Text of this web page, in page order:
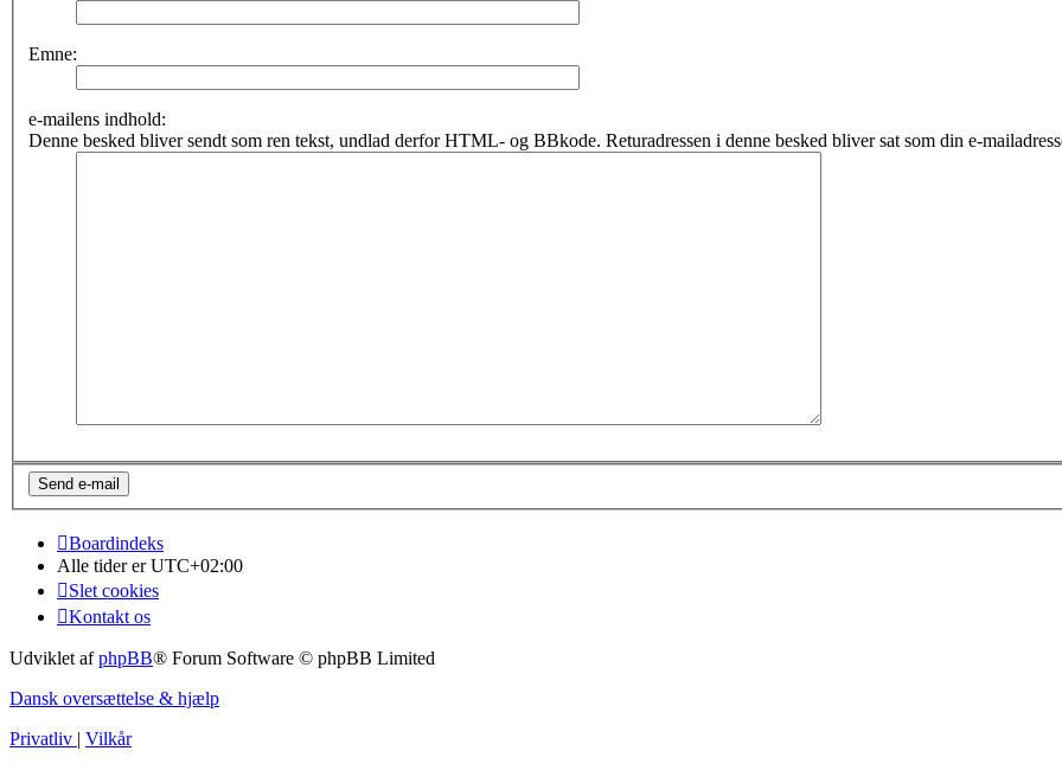
Emne:
e-mailens indhold:
Denne besked bliver sendt som ren tekst, undlad derfor HTML- og BBkode. Returadressen i denne besked bliver sat som din e-
Boardindeks
Alle tider erUTC+02:00
Slet cookies
Kontakt os
Udviklet afphpBB® Forum Software © phpBB Limited
Dansk oversættelse & hjælp
Privatliv
Vilkår